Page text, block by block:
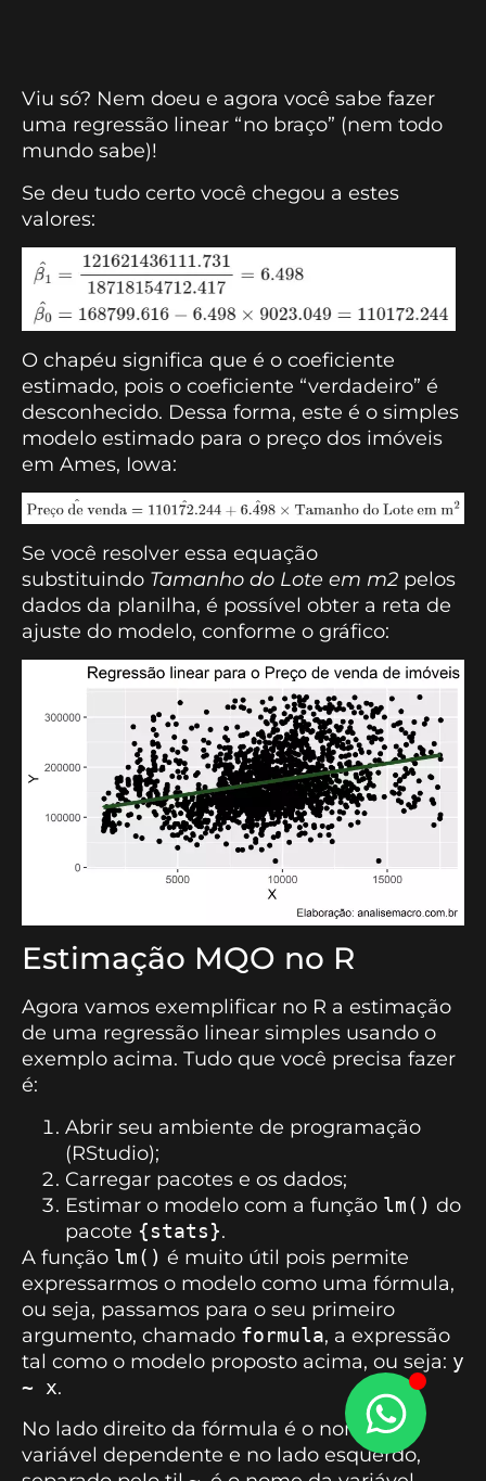
Viu só? Nem doeu e agora você sabe fazer
uma regressão linear “no braço” (nem todo
mundo sabe)!
Se deu tudo certo você chegou a estes
valores:
O chapéu significa que é o coeficiente
estimado, pois o coeficiente “verdadeiro” é
desconhecido. Dessa forma, este é o simples
modelo estimado para o preço dos imóveis
em Ames, Iowa:
Se você resolver essa equação
substituindo Tamanho do Lote em m2 pelos
dados da planilha, é possível obter a reta de
ajuste do modelo, conforme o gráfico:
Estimação MQO no R
Agora vamos exemplificar no R a estimação
de uma regressão linear simples usando o
exemplo acima. Tudo que você precisa fazer
é:
Abrir seu ambiente de programação
(RStudio);
Carregar pacotes e os dados;
Estimar o modelo com a função lm() do
pacote {stats}.
A função lm() é muito útil pois permite
expressarmos o modelo como uma fórmula,
ou seja, passamos para o seu primeiro
argumento, chamado formula, a expressão
tal como o modelo proposto acima, ou seja: y
~ x.
No lado direito da fórmula é o nome da
variável dependente e no lado esquerdo,